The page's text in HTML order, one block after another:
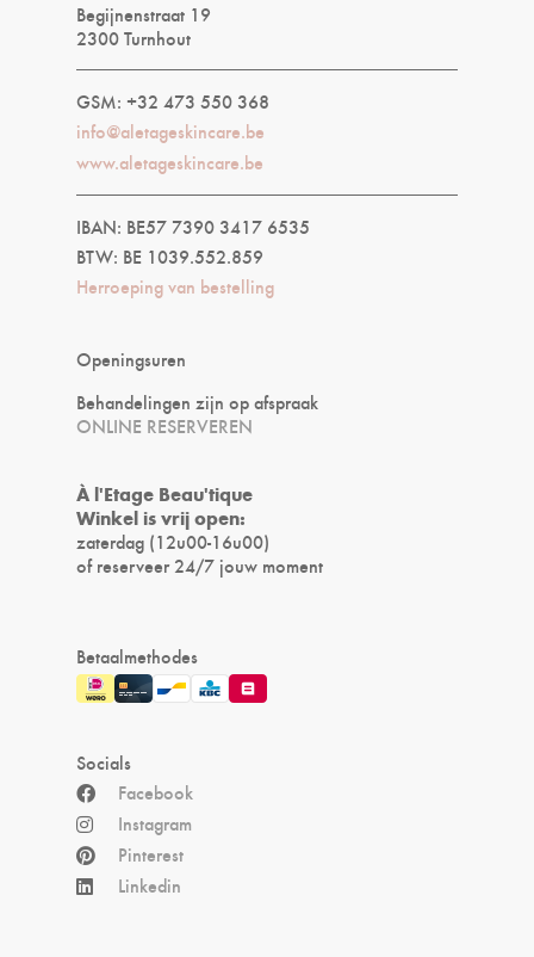
Begijnenstraat 19
2300 Turnhout
GSM: +32 473 550 368
info@aletageskincare.be
www.aletageskincare.be
IBAN: BE57 7390 3417 6535
BTW: BE 1039.552.859
Herroeping van bestelling
Openingsuren
Behandelingen zijn op afspraak
ONLINE RESERVEREN
À l'Etage Beau'tique
Winkel is vrij open:
zaterdag (12u00-16u00)
of reserveer 24/7 jouw moment
Betaalmethodes
Socials
Facebook
Instagram
Pinterest
Linkedin